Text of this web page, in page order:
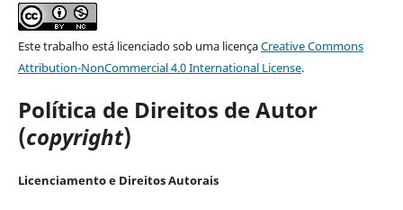
Este trabalho está licenciado sob uma licençaCreative Commons
Attribution-NonCommercial 4.0 International License.
Política de Direitos de Autor
(copyright)
Licenciamento e Direitos Autorais